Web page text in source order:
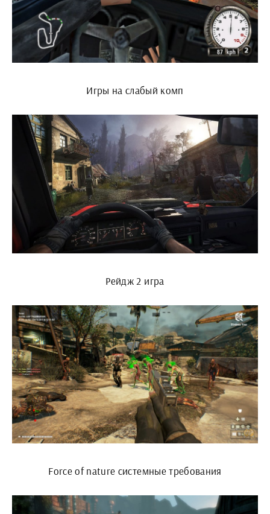
Игры на слабый комп
Рейдж 2 игра
Force of nature системные требования